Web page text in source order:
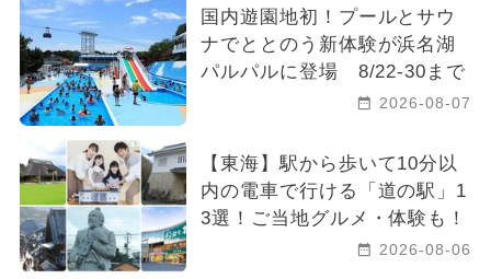
国内遊園地初！プールとサウ
ナでととのう新体験が浜名湖
パルパルに登場 8/22-30まで
2026-08-07
【東海】駅から歩いて10分以
内の電車で行ける「道の駅」1
3選！ご当地グルメ・体験も！
2026-08-06